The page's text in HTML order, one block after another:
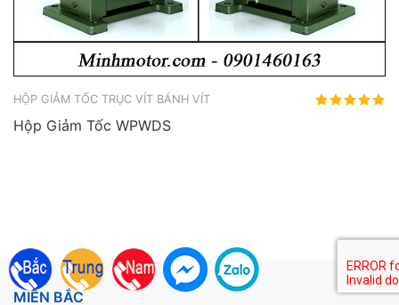
HỘP GIẢM TỐC TRỤC VÍT BÁNH VÍT
Hộp Giảm Tốc WPWDS
MIỀN BẮC